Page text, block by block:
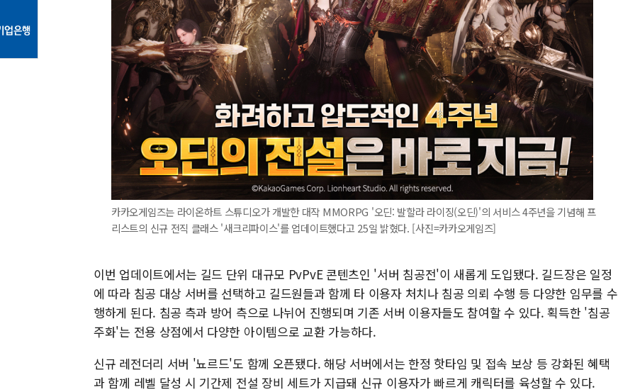
카카오게임즈는 라이온하트 스튜디오가 개발한 대작 MMORPG '오딘: 발할라 라이징(오딘)'의 서비스 4주년을 기념해 프
리스트의 신규 전직 클래스 '새크리파이스'를 업데이트했다고 25일 밝혔다. [사진=카카오게임즈]
이번 업데이트에서는 길드 단위 대규모 PvPvE 콘텐츠인 '서버 침공전'이 새롭게 도입됐다. 길드장은 일정
에 따라 침공 대상 서버를 선택하고 길드원들과 함께 타 이용자 처치나 침공 의뢰 수행 등 다양한 임무를 수
행하게 된다. 침공 측과 방어 측으로 나뉘어 진행되며 기존 서버 이용자들도 참여할 수 있다. 획득한 '침공
주화'는 전용 상점에서 다양한 아이템으로 교환 가능하다.
신규 레전더리 서버 '뇨르드'도 함께 오픈됐다. 해당 서버에서는 한정 핫타임 및 접속 보상 등 강화된 혜택
과 함께 레벨 달성 시 기간제 전설 장비 세트가 지급돼 신규 이용자가 빠르게 캐릭터를 육성할 수 있다.